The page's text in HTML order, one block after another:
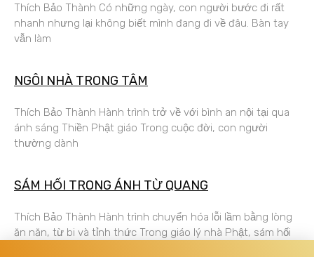
Thích Bảo Thành Có những ngày, con người bước đi rất
nhanh nhưng lại không biết mình đang đi về đâu. Bàn tay
vẫn làm
NGÔI NHÀ TRONG TÂM
Thích Bảo Thành Hành trình trở về với bình an nội tại qua
ánh sáng Thiền Phật giáo Trong cuộc đời, con người
thường dành
SÁM HỐI TRONG ÁNH TỪ QUANG
Thích Bảo Thành Hành trình chuyển hóa lỗi lầm bằng lòng
ăn năn, từ bi và tỉnh thức Trong giáo lý nhà Phật, sám hối